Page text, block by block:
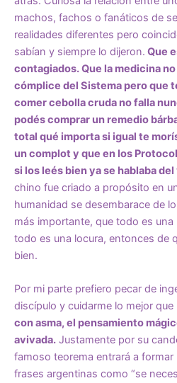
machos, fachos o fanáticos de
realidades diferentes pero
sabían y siempre lo dijeron. Que
contagiados. Que la medicina
cómplice del Sistema pero que
comer cebolla cruda no falla
podés comprar un remedio
total qué importa si igual te
un complot y que en los
si los leés bien ya se hablaba
chino fue criado a propósito en
humanidad se desembarace de
más importante, que todo es una
todo es una locura, entonces de
bien.
Por mi parte prefiero pecar de
discípulo y cuidarme lo mejor que
con asma, el pensamiento
avivada. Justamente por su
famoso teorema entrará a formar
frases argentinas como “se